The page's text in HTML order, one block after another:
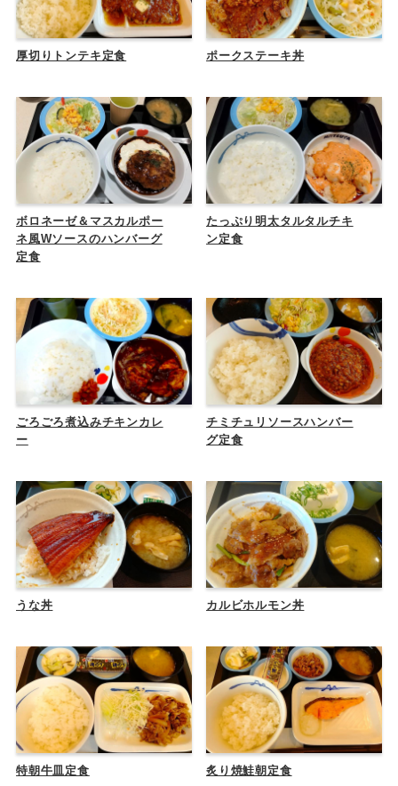
厚切りトンテキ定食 ポークステーキ丼
ボロネーゼ＆マスカルポー
ネ風Wソースのハンバーグ
定食
たっぷり明太タルタルチキ
ン定食
ごろごろ煮込みチキンカレ
ー
チミチュリソースハンバー
グ定食
うな丼 カルビホルモン丼
特朝牛皿定食 炙り焼鮭朝定食